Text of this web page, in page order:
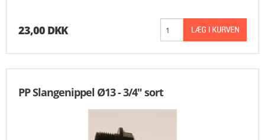
23,00 DKK
PP Slangenippel Ø13 - 3/4" sort